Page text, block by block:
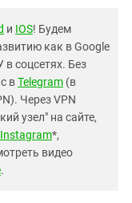
и IOS! Будем
как в Google
в соцсетях. Без
вTelegram (в
Через VPN
узел" на сайте,
Instagram*,
видео
.